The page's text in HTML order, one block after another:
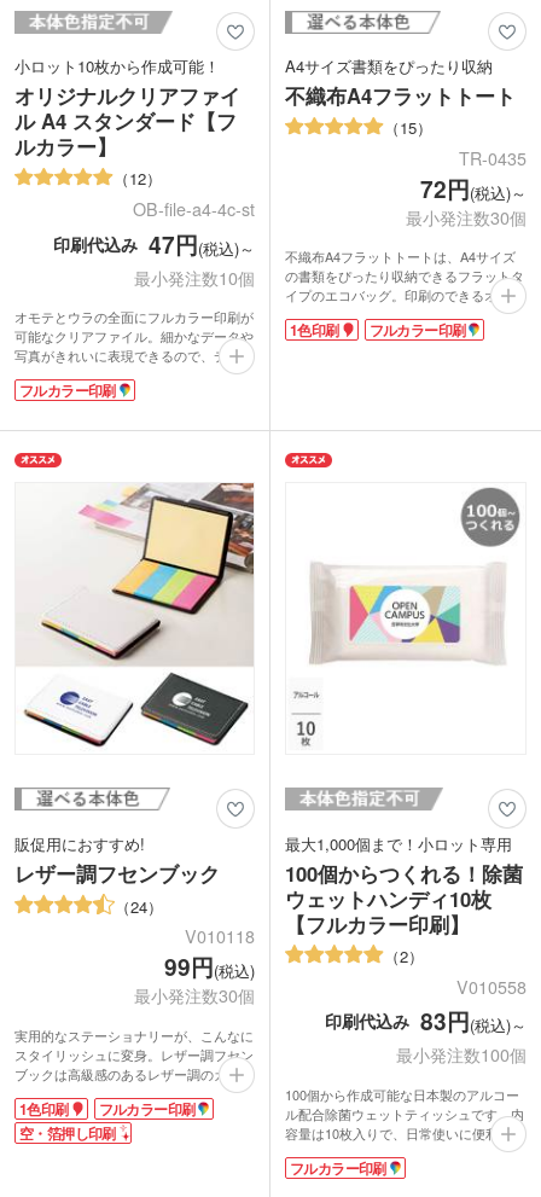
小ロット10枚から作成可能！
オリジナルクリアファイ
ル A4 スタンダード【フ
ルカラー】
12
OB-file-a4-4c-st
印刷代込み 47円(税込)～
最小発注数10個
オモテとウラの全面にフルカラー印刷が
可能なクリアファイル。細かなデータや
写真がきれいに表現できるので、デザイ
ンにこだわったオリジナルのノベルティ
を作成していただけます。
示会で人気の販促品。定番のA4サイズ
はオフィス・学校・自宅、幅広いシーン
で活躍するので、長い宣伝効果が期待で
きます。学校説明会の配布用資料入れと
しても人気があり、集合写真を印刷すれ
ば思い出に残る卒業記念品になります。
フルカラー印刷
A4サイズ書類をぴったり収納
不織布A4フラットトート
15
TR-0435
72円(税込)～
最小発注数30個
不織布A4フラットトートは、A4サイズ
の書類をぴったり収納できるフラットタ
イプのエコバッグ。印刷のできるオリジ
ナルバッグが、激安価格で制作できま
す。軽くて丈夫な不織布素材なので、イ
ので、キャラクターを印刷して同人イベ
ントのお土産用バッグにも。100個以下
の小ロットでもご注文可能です。企業や
イベントのイメージカラーに合わせて、
カラフルな13色からお好きなカラーを選
1色印刷 フルカラー印刷
販促用におすすめ!
レザー調フセンブック
24
V010118
99円(税込)
最小発注数30個
実用的なステーショナリーが、こんなに
スタイリッシュに変身。レザー調フセン
ブックは高級感のあるレザー調のカバー
に、5色2サイズの付箋メモをセットしま
した。
シンプルなカバーに企業ロゴが映え、営
業用ノベルティとしてPR効果も抜群。
1色印刷
フルカラー印刷
空・箔押し印刷
最大1,000個まで！小ロット専用
100個からつくれる！除菌
ウェットハンディ10枚
【フルカラー印刷】
2
V010558
印刷代込み 83円(税込)～
最小発注数100個
100個から作成可能な日本製のアルコー
ル配合除菌ウェットティッシュです。内
容量は10枚入りで、日常使いに便利なサ
イズ感。フラップ部分にオリジナルシー
ルを貼り付けて名入れができ、フルカラ
フルカラー印刷